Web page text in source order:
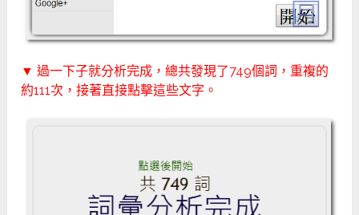
▼ 過一下子就分析完成，總共發現了749個詞，重複的
約111次，接著直接點擊這些文字。